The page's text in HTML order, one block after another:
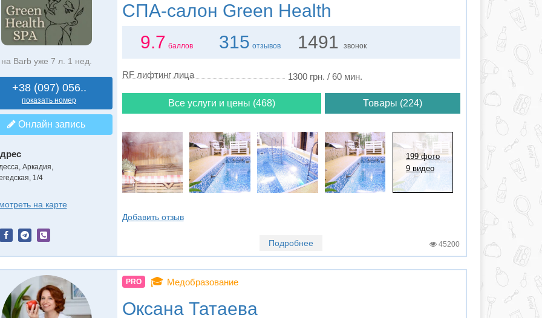
на Barb уже 7 л. 1 нед.
+38 (097) 056..
показать номер
Онлайн запись
Аркадия
1/4
на карте
СПА-салон Green Health
9.7 баллов 315 отзывов 1491звонок
RF лифтинг лица 1300 грн. / 60 мин.
Все услуги и цены (468) Товары (224)
199 фото
9 видео
Добавить отзыв
Подробнее 45200
PRO 🎓 Медобразование
Оксана Татаева